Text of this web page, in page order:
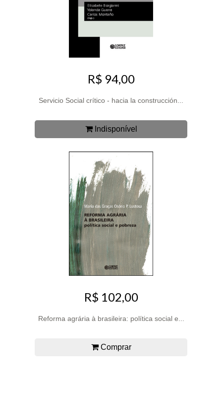
R$ 94,00
Servicio Social crítico - hacia la construcción...
Indisponível
R$ 102,00
Reforma agrária à brasileira: política social e...
Comprar